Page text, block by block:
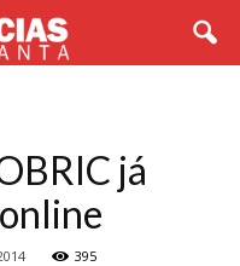
já
395